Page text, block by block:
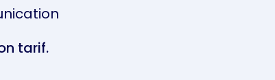
tarif.